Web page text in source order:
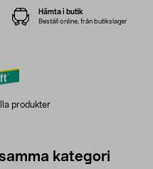
produkter
Hämta i butik
Beställ online, från butikslager
kategori